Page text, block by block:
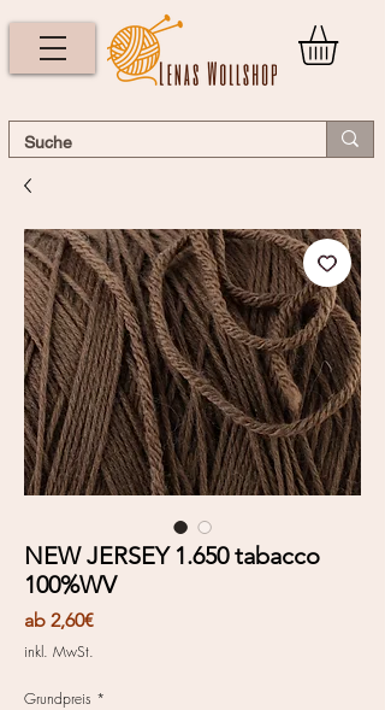
NEW JERSEY 1.650 tabacco
100%WV
ab 2,60€Sale-
inkl. MwSt.
Grundpreis *